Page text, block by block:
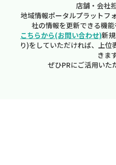
店舗・会社
地域情報ポータルプラットフ
社の情報を更新できる機能
こちらから(お問い合わせ)新
り)をしていただければ、上位
きま
ぜひPRにご活用いた